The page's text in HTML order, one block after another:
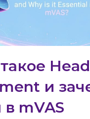
и
mVAS